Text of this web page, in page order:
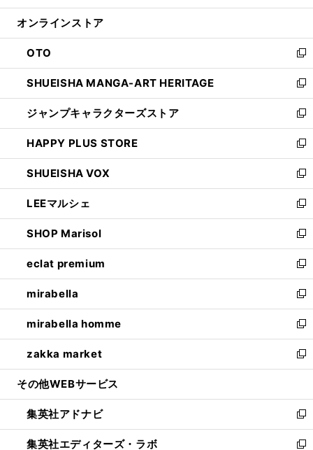
開
ン
ウ
で
開
く
ウ
ン
ド
ウ
で
開
く
オンラインストア
OTO
新
し
い
ウ
ィ
ン
ド
ウ
で
開
く
SHUEISHA MANGA-ART HERITAGE
新
し
い
ウ
ィ
ン
ド
ウ
で
開
く
ジャンプキャラクターズストア
新
し
い
ウ
ィ
ン
ド
ウ
で
開
く
HAPPY PLUS STORE
新
し
い
ウ
ィ
ン
ド
ウ
で
開
く
SHUEISHA VOX
新
し
い
ウ
ィ
ン
ド
ウ
で
開
く
LEEマルシェ
新
し
い
ウ
ィ
ン
ド
ウ
で
開
く
SHOP Marisol
新
し
い
ウ
ィ
ン
ド
ウ
で
開
eclat premium
新
し
い
ウ
ィ
ン
ド
ウ
開
く
mirabella
新
し
い
ウ
ィ
ン
ウ
で
開
く
mirabella homme
新
し
い
ウ
ン
ド
ウ
で
zakka market
新
し
ウ
ィ
ン
ド
その他WEBサービス
集英社アドナビ
新
し
い
集英社エディターズ・ラボ 新